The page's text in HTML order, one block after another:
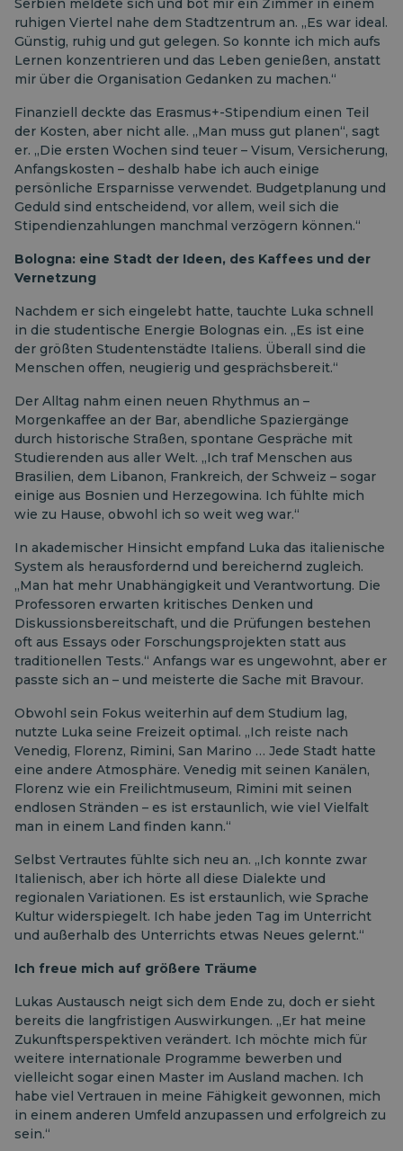
Serbien meldete sich und bot mir ein Zimmer in einem
ruhigen Viertel nahe dem Stadtzentrum an. „Es war ideal.
Günstig, ruhig und gut gelegen. So konnte ich mich aufs
Lernen konzentrieren und das Leben genießen, anstatt
mir über die Organisation Gedanken zu machen.“
Finanziell deckte das Erasmus+-Stipendium einen Teil
der Kosten, aber nicht alle. „Man muss gut planen“, sagt
er. „Die ersten Wochen sind teuer – Visum, Versicherung,
Anfangskosten – deshalb habe ich auch einige
persönliche Ersparnisse verwendet. Budgetplanung und
Geduld sind entscheidend, vor allem, weil sich die
Stipendienzahlungen manchmal verzögern können.“
Bologna: eine Stadt der Ideen, des Kaffees und der
Vernetzung
Nachdem er sich eingelebt hatte, tauchte Luka schnell
in die studentische Energie Bolognas ein. „Es ist eine
der größten Studentenstädte Italiens. Überall sind die
Menschen offen, neugierig und gesprächsbereit.“
Der Alltag nahm einen neuen Rhythmus an –
Morgenkaffee an der Bar, abendliche Spaziergänge
durch historische Straßen, spontane Gespräche mit
Studierenden aus aller Welt. „Ich traf Menschen aus
Brasilien, dem Libanon, Frankreich, der Schweiz – sogar
einige aus Bosnien und Herzegowina. Ich fühlte mich
wie zu Hause, obwohl ich so weit weg war.“
In akademischer Hinsicht empfand Luka das italienische
System als herausfordernd und bereichernd zugleich.
„Man hat mehr Unabhängigkeit und Verantwortung. Die
Professoren erwarten kritisches Denken und
Diskussionsbereitschaft, und die Prüfungen bestehen
oft aus Essays oder Forschungsprojekten statt aus
traditionellen Tests.“ Anfangs war es ungewohnt, aber er
passte sich an – und meisterte die Sache mit Bravour.
Obwohl sein Fokus weiterhin auf dem Studium lag,
nutzte Luka seine Freizeit optimal. „Ich reiste nach
Venedig, Florenz, Rimini, San Marino … Jede Stadt hatte
eine andere Atmosphäre. Venedig mit seinen Kanälen,
Florenz wie ein Freilichtmuseum, Rimini mit seinen
endlosen Stränden – es ist erstaunlich, wie viel Vielfalt
man in einem Land finden kann.“
Selbst Vertrautes fühlte sich neu an. „Ich konnte zwar
Italienisch, aber ich hörte all diese Dialekte und
regionalen Variationen. Es ist erstaunlich, wie Sprache
Kultur widerspiegelt. Ich habe jeden Tag im Unterricht
und außerhalb des Unterrichts etwas Neues gelernt.“
Ich freue mich auf größere Träume
Lukas Austausch neigt sich dem Ende zu, doch er sieht
bereits die langfristigen Auswirkungen. „Er hat meine
Zukunftsperspektiven verändert. Ich möchte mich für
weitere internationale Programme bewerben und
vielleicht sogar einen Master im Ausland machen. Ich
habe viel Vertrauen in meine Fähigkeit gewonnen, mich
in einem anderen Umfeld anzupassen und erfolgreich zu
sein.“